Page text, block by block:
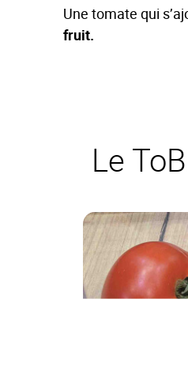
Une tomate qui
fruit.
Le